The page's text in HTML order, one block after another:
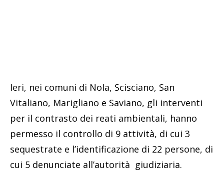
Ieri, nei comuni di Nola, Scisciano, San
Vitaliano, Marigliano e Saviano, gli interventi
per il contrasto dei reati ambientali, hanno
permesso il controllo di 9 attività, di cui 3
sequestrate e l’identificazione di 22 persone, di
cui 5 denunciate all’autorità giudiziaria.